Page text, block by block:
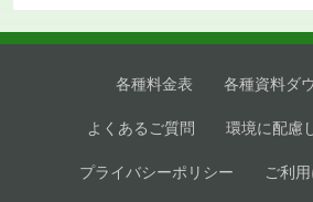
各種料金表 各種資料ダ
よくあるご質問 環境に配慮
プライバシーポリシー ご利